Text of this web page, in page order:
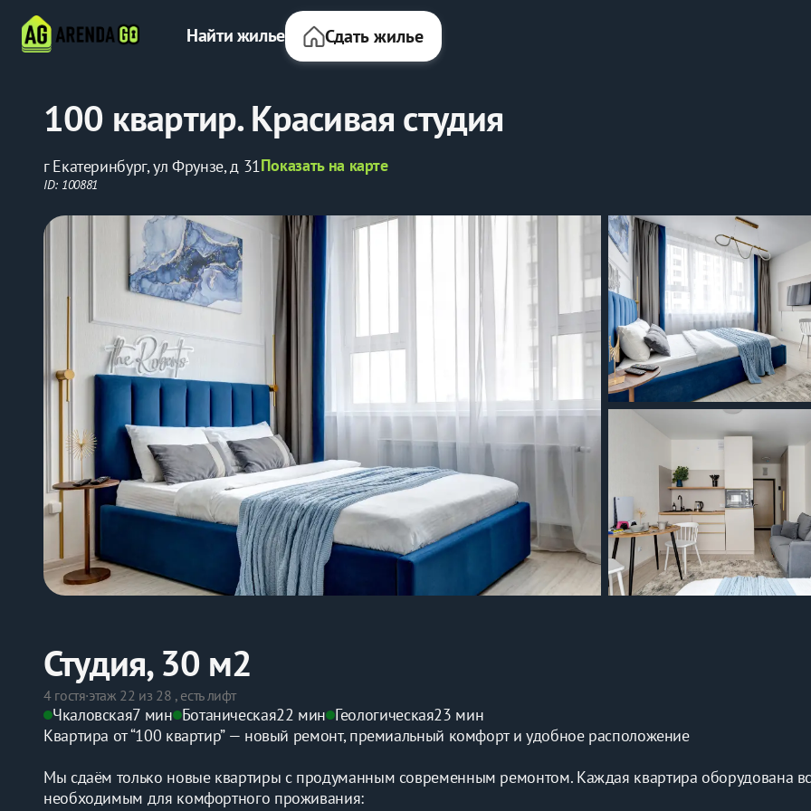
Найти жилье Сдать жилье
100 квартир. Красивая студия
г Екатеринбург, ул Фрунзе, д 31Показать на карте
ID: 100881
Студия, 30 м2
4 гостя·этаж 22 из 28 , есть лифт
Чкаловская7 мин Ботаническая22 мин Геологическая23 мин
Квартира от “100 квартир” — новый ремонт, премиальный комфорт и удобное расположение
Мы сдаём только новые квартиры с продуманным современным ремонтом. Каждая квартира оборудована
необходимым для комфортного проживания: